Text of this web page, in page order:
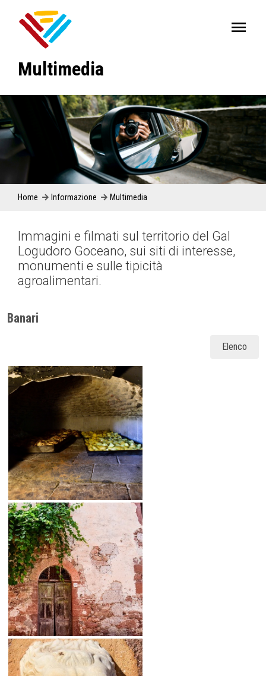
Multimedia
Home Informazione Multimedia
Immagini e filmati sul territorio del Gal
Logudoro Goceano, sui siti di interesse,
monumenti e sulle tipicità
agroalimentari.
Banari
Elenco